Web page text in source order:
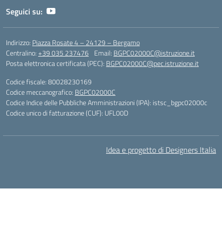
Seguici su:
Indirizzo: Piazza Rosate 4 – 24129 – Bergamo
Centralino:+39 035 237476 Email: BGPC02000C@istruzione.it
Posta elettronica certificata (PEC): BGPC02000C@pec.istruzione.it
Codice fiscale: 80028230169
Codice meccanografico: BGPC02000C
Codice Indice delle Pubbliche Amministrazioni (IPA): istsc_bgpc02000c
Codice unico di fatturazione (CUF): UFL00D
Idea e progetto di Designers Italia